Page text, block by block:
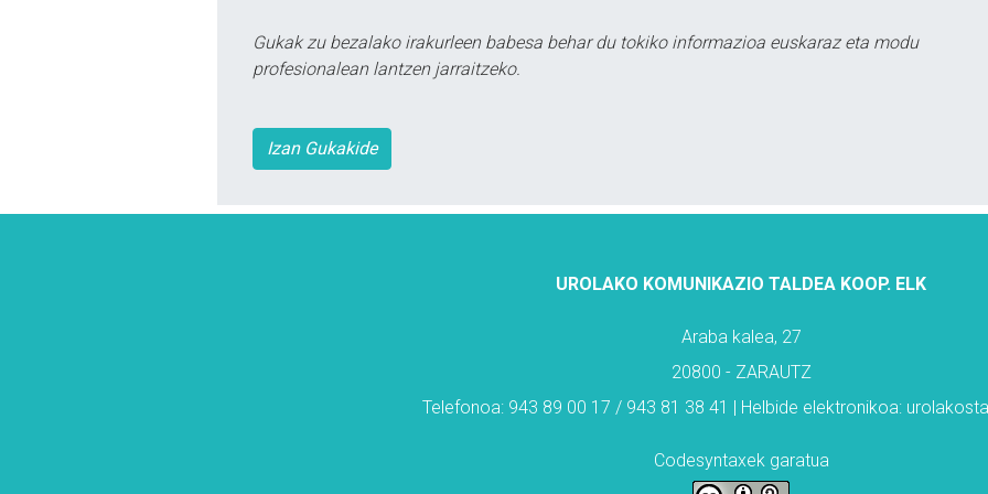
Gukak zu bezalako irakurleen babesa behar du tokiko informazioa euskaraz eta modu
profesionalean lantzen jarraitzeko.
Izan Gukakide
UROLAKO KOMUNIKAZIO TALDEA KOOP. ELK
Araba kalea, 27
20800 - ZARAUTZ
Telefonoa: 943 89 00 17 / 943 81 38 41 | Helbide elektronikoa:
Codesyntaxek garatua